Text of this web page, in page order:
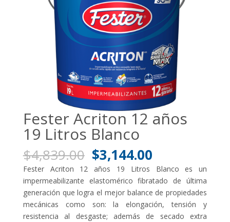
Fester Acriton 12 años
19 Litros Blanco
$4,839.00 El
precio
original
era:
$4,839.00.
$3,144.00El
precio
actual
es:
$3,144.00.
Fester Acriton 12 años 19 Litros Blanco es un
impermeabilizante elastomérico fibratado de última
generación que logra el mejor balance de propiedades
mecánicas como son: la elongación, tensión y
resistencia al desgaste; además de secado extra